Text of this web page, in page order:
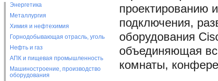
Энергетика
Металлургия
Химия и нефтехимия
Горнодобывающая отрасль, уголь
Нефть и газ
АПК и пищевая промышленность
Машиностроение, производство
оборудования
проектированию
подключения,
оборудования
объединяющая
комнаты,